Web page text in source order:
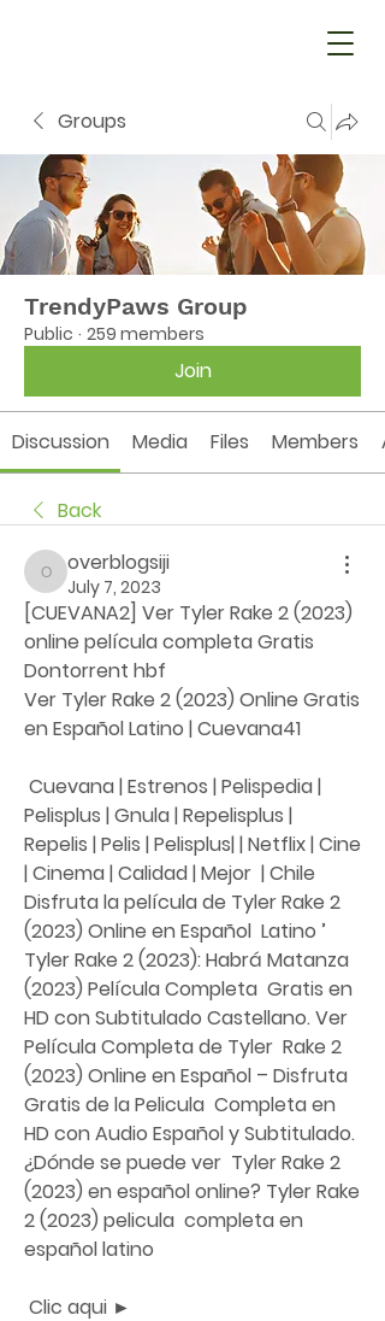
Groups
TrendyPaws Group
Public · 259 members
Join
Discussion Media Files Members
Back
overblogsiji
overblogsiji
July 7, 2023
[CUEVANA2] Ver Tyler Rake 2 (2023)
online película completa Gratis
Dontorrent hbf
Ver Tyler Rake 2 (2023) Online Gratis
en Español Latino | Cuevana41
Pelisplus | Gnula | Repelisplus |
Repelis | Pelis | Pelisplus| | Netflix | Cine
| Cinema | Calidad | Mejor  | Chile
Disfruta la película de Tyler Rake 2
(2023) Online en Español  Latino ’
Tyler Rake 2 (2023): Habrá Matanza
(2023) Película Completa  Gratis en
HD con Subtitulado Castellano. Ver
Película Completa de Tyler  Rake 2
(2023) Online en Español – Disfruta
Gratis de la Pelicula  Completa en
HD con Audio Español y Subtitulado.
¿Dónde se puede ver  Tyler Rake 2
(2023) en español online? Tyler Rake
2 (2023) pelicula  completa en
español latino